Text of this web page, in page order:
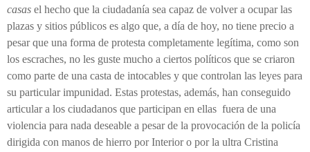
casas el hecho que la ciudadanía sea capaz de volver a ocupar las
plazas y sitios públicos es algo que, a día de hoy, no tiene precio a
pesar que una forma de protesta completamente legítima, como son
los escraches, no les guste mucho a ciertos políticos que se criaron
como parte de una casta de intocables y que controlan las leyes para
su particular impunidad. Estas protestas, además, han conseguido
articular a los ciudadanos que participan en ellas fuera de una
violencia para nada deseable a pesar de la provocación de la policía
dirigida con manos de hierro por Interior o por la ultra Cristina